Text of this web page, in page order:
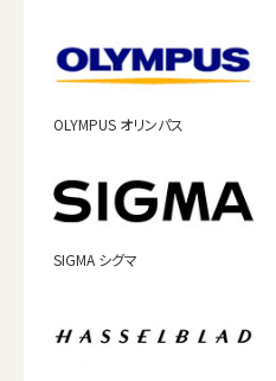
OLYMPUS オリンパス
SIGMA シグマ